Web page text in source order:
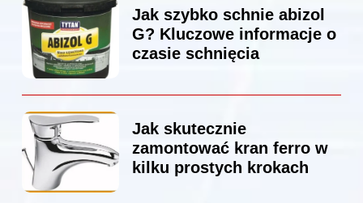
Jak szybko schnie abizol
G? Kluczowe informacje o
czasie schnięcia
Jak skutecznie
zamontować kran ferro w
kilku prostych krokach